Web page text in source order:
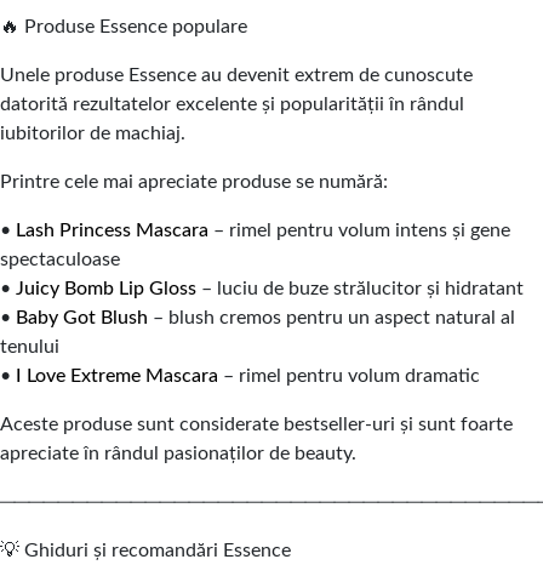
🔥 Produse Essence populare
Unele produse Essence au devenit extrem de cunoscute
datorită rezultatelor excelente și popularității în rândul
iubitorilor de machiaj.
Printre cele mai apreciate produse se numără:
• Lash Princess Mascara – rimel pentru volum intens și gene
spectaculoase
• Juicy Bomb Lip Gloss – luciu de buze strălucitor și hidratant
• Baby Got Blush – blush cremos pentru un aspect natural al
tenului
•
I Love Extreme Mascara – rimel pentru volum dramatic
Aceste produse sunt considerate bestseller-uri și sunt foarte
apreciate în rândul pasionaților de beauty.
💡 Ghiduri și recomandări Essence